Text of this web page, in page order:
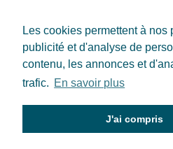
Les cookies permettent à nos
publicité et d'analyse de
contenu, les annonces et
trafic. En savoir plus
J'ai compris